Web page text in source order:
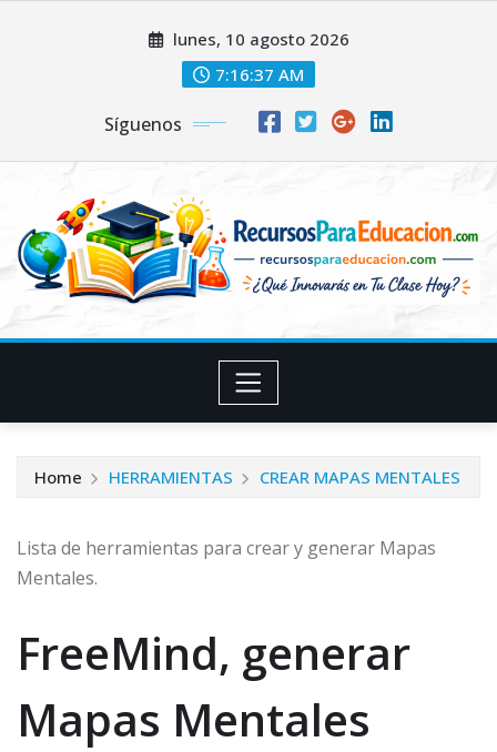
lunes, 10 agosto 2026
7:16:38 AM
Síguenos
Home HERRAMIENTAS CREAR MAPAS MENTALES
Lista de herramientas para crear y generar Mapas
Mentales.
FreeMind, generar
Mapas Mentales